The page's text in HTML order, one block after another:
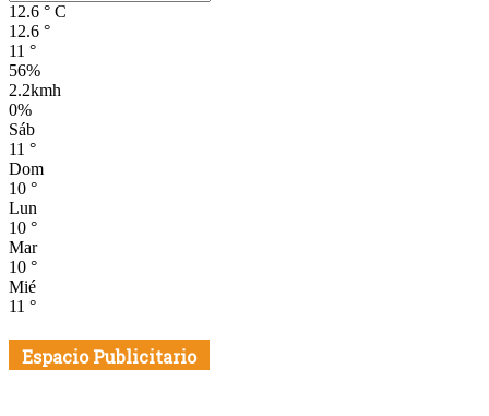
12.6 ° C
12.6 °
11 °
56%
2.2kmh
0%
Sáb
11 °
Dom
10 °
Lun
10 °
Mar
10 °
Mié
11 °
Espacio Publicitario